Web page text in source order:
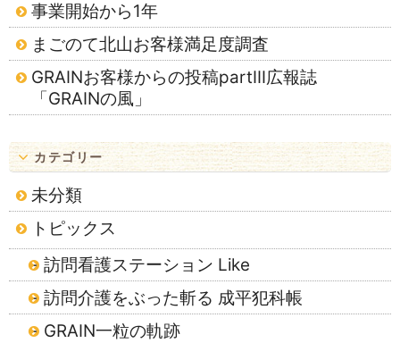
事業開始から1年
まごのて北山お客様満足度調査
GRAINお客様からの投稿partⅢ広報誌
「GRAINの風」
カテゴリー
未分類
トピックス
訪問看護ステーション Like
訪問介護をぶった斬る 成平犯科帳
GRAIN一粒の軌跡